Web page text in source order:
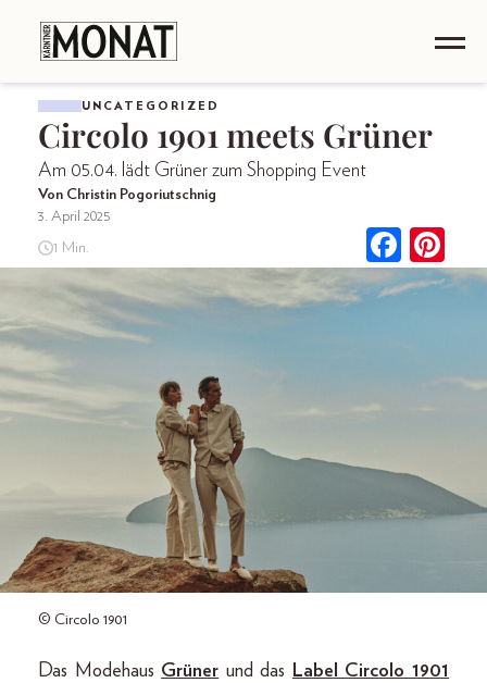
UNCATEGORIZED
Circolo 1901 meets Grüner
Am 05.04. lädt Grüner zum Shopping Event
Von Christin Pogoriutschnig
3. April 2025
1 Min.
© Circolo 1901
Das Modehaus Grüner und das
Label Circolo 1901